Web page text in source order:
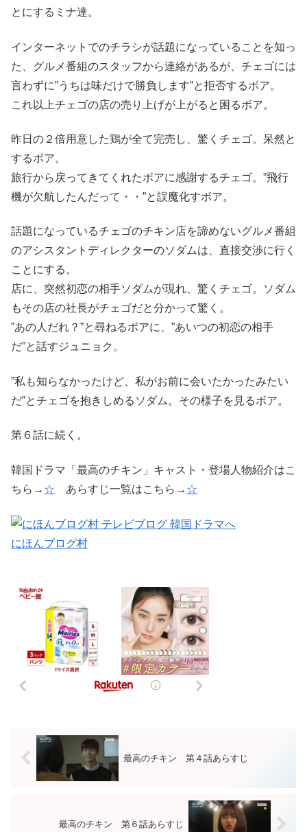
とにするミナ達。
インターネットでのチラシが話題になっていることを知っ
た、グルメ番組のスタッフから連絡があるが、チェゴには
言わずに”うちは味だけで勝負します”と拒否するボア。
これ以上チェゴの店の売り上げが上がると困るボア。
昨日の２倍用意した鶏が全て完売し、驚くチェゴ。呆然と
するボア。
旅行から戻ってきてくれたボアに感謝するチェゴ。”飛行
機が欠航したんだって・・”と誤魔化すボア。
話題になっているチェゴのチキン店を諦めないグルメ番組
のアシスタントディレクターのソダムは、直接交渉に行く
ことにする。
店に、突然初恋の相手ソダムが現れ、驚くチェゴ。ソダム
もその店の社長がチェゴだと分かって驚く。
”あの人だれ？”と尋ねるボアに、”あいつの初恋の相手
だ”と話すジュニョク。
”私も知らなかったけど、私がお前に会いたかったみたい
だ”とチェゴを抱きしめるソダム。その様子を見るボア。
第６話に続く。
韓国ドラマ「最高のチキン」キャスト・登場人物紹介はこ
ちら→ ☆ あらすじ一覧はこちら→ ☆
にほんブログ村
最高のチキン 第４話あらすじ
最高のチキン 第６話あらすじ